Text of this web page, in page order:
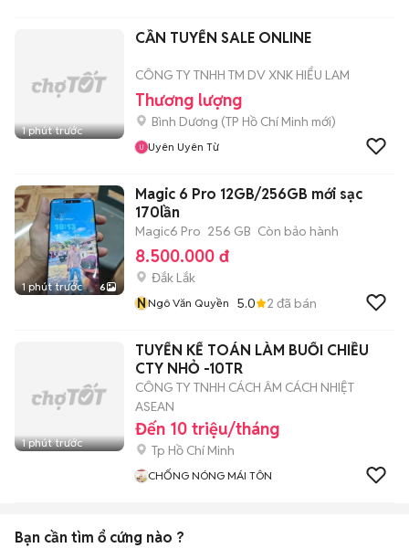
1 phút trước
CẦN TUYỂN SALE ONLINE
CÔNG TY TNHH TM DV XNK HIỂU LAM
Thương lượng
Bình Dương (TP Hồ Chí Minh mới)
Uyên Uyên Từ
1 phút trước 6
Magic 6 Pro 12GB/256GB mới sạc
170lần
Magic6 Pro 256 GB Còn bảo hành
8.500.000 đ
Đắk Lắk
NNgô Văn Quyền 5.0 2 đã bán
1 phút trước
TUYỂN KẾ TOÁN LÀM BUỔI CHIỀU
CTY NHỎ -10TR
CÔNG TY TNHH CÁCH ÂM CÁCH NHIỆT
ASEAN
Đến 10 triệu/tháng
Tp Hồ Chí Minh
CHỐNG NÓNG MÁI TÔN
Bạn cần tìm ổ cứng nào ?